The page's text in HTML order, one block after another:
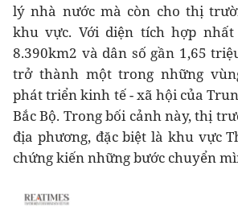
lý nhà nước mà còn cho thị
khu vực. Với diện tích hợp
8.390km2 và dân số gần 1,65
trở thành một trong những
phát triển kinh tế - xã hội của
Bắc Bộ. Trong bối cảnh này, thị
địa phương, đặc biệt là khu vực
chứng kiến những bước chuyển